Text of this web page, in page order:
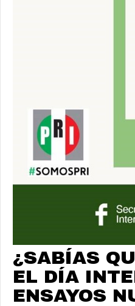
¿SABÍAS
EL DÍA
ENSAYOS